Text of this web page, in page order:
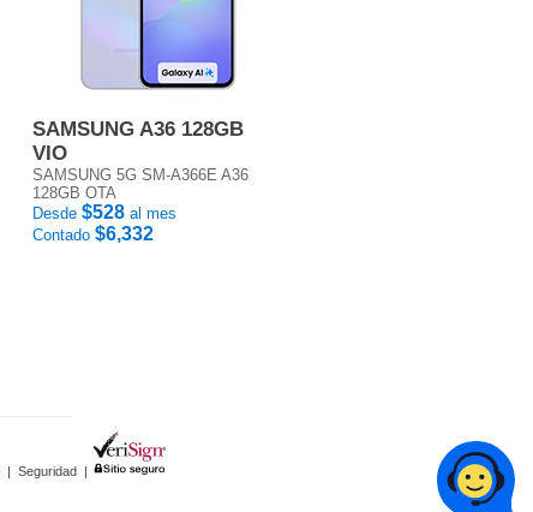
SAMSUNG A36 128GB
VIO
SAMSUNG 5G SM-A366E A36
128GB OTA
Desde $528 al mes
Contado $6,332
| Seguridad |